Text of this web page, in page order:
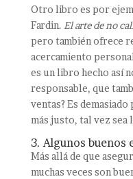
Otro libro es por
Fardin. El arte de no
pero también ofrece
acercamiento
es un libro hecho así
responsable, que
ventas? Es
más justo, tal vez sea
3. Algunos buenos
Más allá de que
muchas veces son